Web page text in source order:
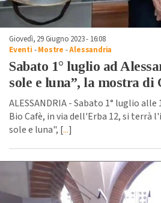
Giovedì, 29 Giugno 2023 - 16:08
Eventi -Mostre -Alessandria
Sabato 1° luglio ad
sole e luna”, la mostra di
ALESSANDRIA - Sabato 1° luglio alle
Bio Cafè, in via dell'Erba 12, si terrà
sole e luna", [...]